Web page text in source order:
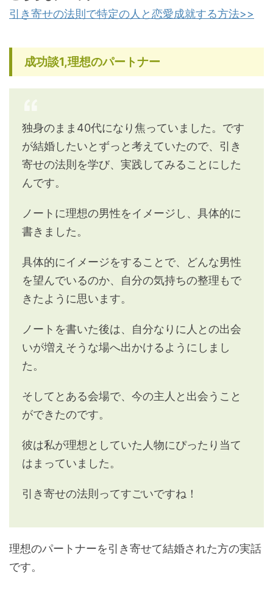
引き寄せの法則で特定の人と恋愛成就する方法>>
成功談1,理想のパートナー
独身のまま40代になり焦っていました。です
が結婚したいとずっと考えていたので、引き
寄せの法則を学び、実践してみることにした
んです。
ノートに理想の男性をイメージし、具体的に
書きました。
具体的にイメージをすることで、どんな男性
を望んでいるのか、自分の気持ちの整理もで
きたように思います。
ノートを書いた後は、自分なりに人との出会
いが増えそうな場へ出かけるようにしまし
た。
そしてとある会場で、今の主人と出会うこと
ができたのです。
彼は私が理想としていた人物にぴったり当て
はまっていました。
引き寄せの法則ってすごいですね！
理想のパートナーを引き寄せて結婚された方の実話
です。